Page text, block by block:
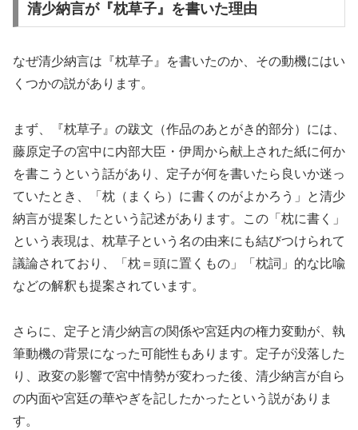
清少納言が『枕草子』を書いた理由
なぜ清少納言は『枕草子』を書いたのか、その動機にはい
くつかの説があります。
まず、『枕草子』の跋文（作品のあとがき的部分）には、
藤原定子の宮中に内部大臣・伊周から献上された紙に何か
を書こうという話があり、定子が何を書いたら良いか迷っ
ていたとき、「枕（まくら）に書くのがよかろう」と清少
納言が提案したという記述があります。この「枕に書く」
という表現は、枕草子という名の由来にも結びつけられて
議論されており、「枕＝頭に置くもの」「枕詞」的な比喩
などの解釈も提案されています。
さらに、定子と清少納言の関係や宮廷内の権力変動が、執
筆動機の背景になった可能性もあります。定子が没落した
り、政変の影響で宮中情勢が変わった後、清少納言が自ら
の内面や宮廷の華やぎを記したかったという説がありま
す。